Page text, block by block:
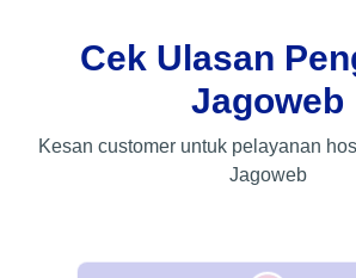
Cek Ulasan
Jagoweb
Kesan customer untuk pelayanan
Jagoweb